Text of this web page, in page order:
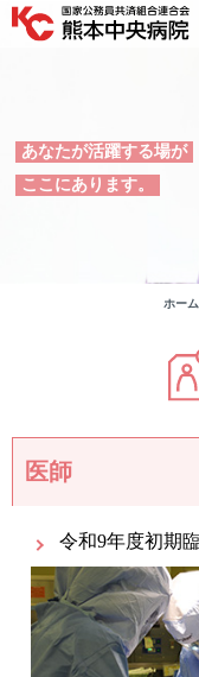
あなたが活躍する場が
ここにあります。
ホーム
医師
令和9年度初期